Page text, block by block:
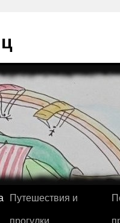
Путешествия и
прогулки